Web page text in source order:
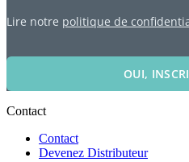
Lire notre politique de
OUI,
Contact
Contact
Devenez Distributeur